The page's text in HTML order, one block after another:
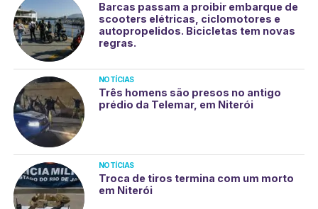
Barcas passam a proibir embarque de
scooters elétricas, ciclomotores e
autopropelidos. Bicicletas tem novas
regras.
NOTÍCIAS
Três homens são presos no antigo
prédio da Telemar, em Niterói
NOTÍCIAS
Troca de tiros termina com um morto
em Niterói